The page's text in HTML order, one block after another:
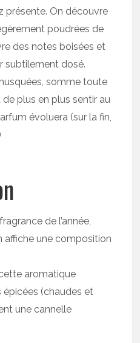
présente. On découvre
poudrées de
des notes boisées et
subtilement dosé.
somme toute
plus en plus sentir au
évoluera (sur la fin,
de l’année,
affiche une composition
aromatique
(chaudes et
une cannelle